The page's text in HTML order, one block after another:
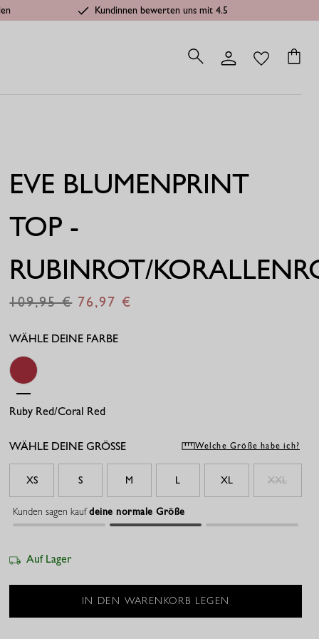
Kundinnen bewerten uns mit 4.5
EVE BLUMENPRINT
TOP -
RUBINROT/
109,95 76,97
WÄHLE DEINE FARBE
Ruby Red/coral Red
WÄHLE DEINE GRÖSSE Welche Größe habe ich?
XS S M L XL XXL
Kunden sagen kaufdeine normale Größe
Auf Lager